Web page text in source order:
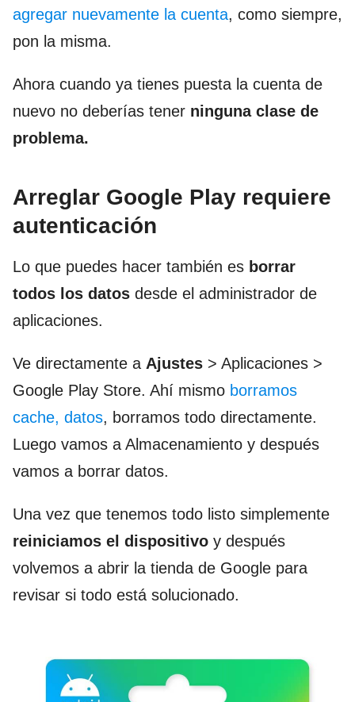
agregar nuevamente la cuenta, como siempre,
pon la misma.
Ahora cuando ya tienes puesta la cuenta de
nuevo no deberías tener ninguna clase de
problema.
Arreglar Google Play requiere
autenticación
Lo que puedes hacer también es borrar
todos los datos desde el administrador de
aplicaciones.
Ve directamente a Ajustes > Aplicaciones >
Google Play Store. Ahí mismo borramos
cache, datos, borramos todo directamente.
Luego vamos a Almacenamiento y después
vamos a borrar datos.
Una vez que tenemos todo listo simplemente
reiniciamos el dispositivo y después
volvemos a abrir la tienda de Google para
revisar si todo está solucionado.